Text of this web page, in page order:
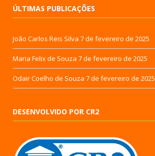
ÚLTIMAS PUBLICAÇÕES
João Carlos Reis Silva 7 de fevereiro de 2025
Maria Felix de Souza 7 de fevereiro de 2025
Odair Coelho de Souza 7 de fevereiro de 2025
DESENVOLVIDO POR CR2